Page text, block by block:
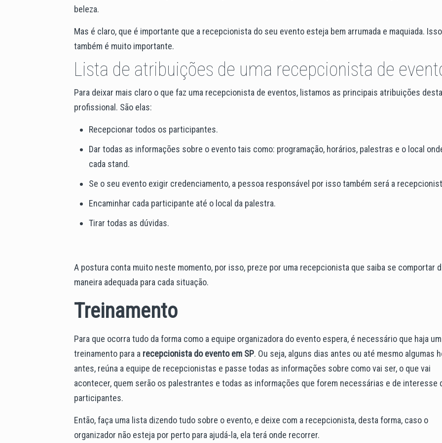
beleza.
Mas é claro, que é importante que a recepcionista do seu evento esteja bem arrumada e maquiada. Isso
também é muito importante.
Lista de atribuições de uma recepcionista de
Para deixar mais claro o que faz uma recepcionista de eventos, listamos as principais atribuições
profissional. São elas:
Recepcionar todos os participantes.
Dar todas as informações sobre o evento tais como: programação, horários, palestras e o local
cada stand.
Se o seu evento exigir credenciamento, a pessoa responsável por isso também será a
Encaminhar cada participante até o local da palestra.
Tirar todas as dúvidas.
A postura conta muito neste momento, por isso, preze por uma recepcionista que saiba se comportar
maneira adequada para cada situação.
Treinamento
Para que ocorra tudo da forma como a equipe organizadora do evento espera, é necessário que haja
treinamento para a recepcionista do evento em SP. Ou seja, alguns dias antes ou até mesmo algumas
antes, reúna a equipe de recepcionistas e passe todas as informações sobre como vai ser, o que vai
acontecer, quem serão os palestrantes e todas as informações que forem necessárias e de interesse
participantes.
Então, faça uma lista dizendo tudo sobre o evento, e deixe com a recepcionista, desta forma, caso o
organizador não esteja por perto para ajudá-la, ela terá onde recorrer.